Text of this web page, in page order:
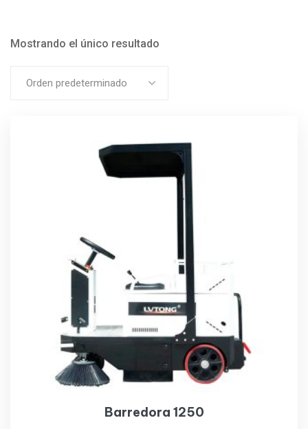
Mostrando el único resultado
Orden predeterminado
Barredora 1250